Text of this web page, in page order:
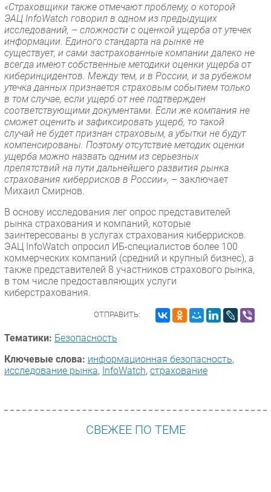
«Страховщики также отмечают проблему, о которой
ЭАЦ InfoWatch говорил в одном из предыдущих
исследований, – сложности с оценкой ущерба от утечек
информации. Единого стандарта на рынке не
существует, и сами застрахованные компании далеко не
всегда имеют собственные методики оценки ущерба от
киберинцидентов. Между тем, и в России, и за рубежом
утечка данных признается страховым событием только
в том случае, если ущерб от нее подтвержден
соответствующими документами. Если же компания не
сможет оценить и зафиксировать ущерб, то такой
случай не будет признан страховым, а убытки не будут
компенсированы. Поэтому отсутствие методик оценки
ущерба можно назвать одним из серьезных
препятствий на пути дальнейшего развития рынка
страхования киберрисков в России», – заключает
Михаил Смирнов.
В основу исследования лег опрос представителей
рынка страхования и компаний, которые
заинтересованы в услугах страхования киберрисков.
ЭАЦ InfoWatch опросил ИБ-специалистов более 100
коммерческих компаний (средний и крупный бизнес), а
также представителей 8 участников страхового рынка,
в том числе предоставляющих услуги
киберстрахования.
ОТПРАВИТЬ:
Тематики: Безопасность
Ключевые слова: информационная безопасность,
исследование рынка, InfoWatch, страхование
СВЕЖЕЕ ПО ТЕМЕ